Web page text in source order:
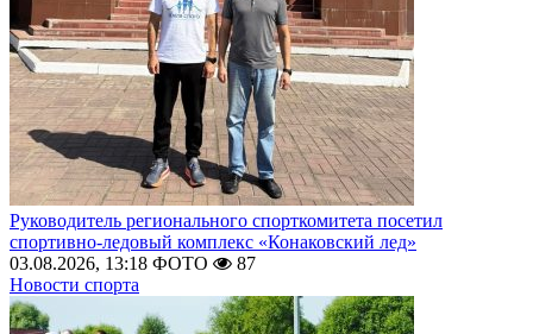
Руководитель регионального спорткомитета посетил
спортивно-ледовый комплекс «Конаковский лед»
03.08.2026, 13:18 ФОТО
87
Новости спорта